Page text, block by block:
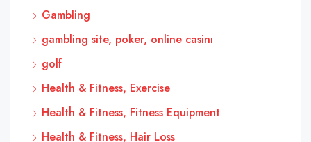
Gambling
gambling site, poker, online casinı
golf
Health & Fitness, Exercise
Health & Fitness, Fitness Equipment
Health & Fitness, Hair Loss